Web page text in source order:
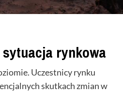
rynkowa
Uczestnicy rynku
skutkach zmian w